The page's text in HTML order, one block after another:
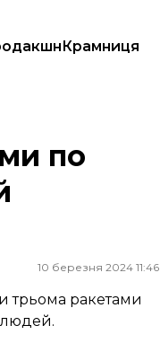
Крамниця
по
10 березня 2024 11:46
трьома ракетами
людей.